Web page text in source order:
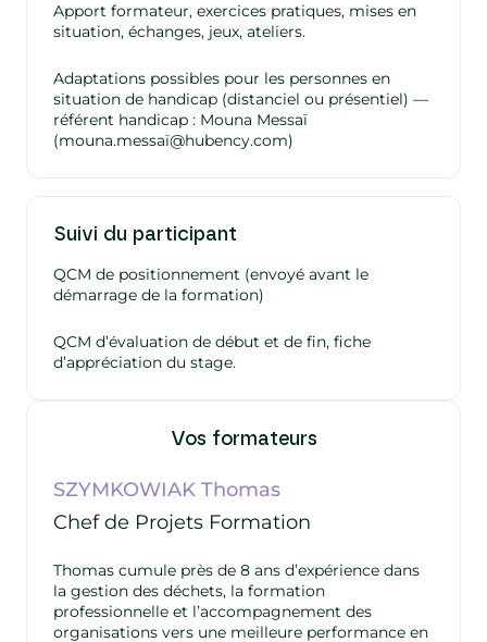
Apport formateur, exercices pratiques, mises en
situation, échanges, jeux, ateliers.
Adaptations possibles pour les personnes en
situation de handicap (distanciel ou présentiel) —
référent handicap : Mouna Messaï
(mouna.messaï@hubency.com)
Suivi du participant
QCM de positionnement (envoyé avant le
démarrage de la formation)
QCM d’évaluation de début et de fin, fiche
d’appréciation du stage.
Vos formateurs
SZYMKOWIAK Thomas
Chef de Projets Formation
Thomas cumule près de 8 ans d’expérience dans
la gestion des déchets, la formation
professionnelle et l’accompagnement des
organisations vers une meilleure performance en